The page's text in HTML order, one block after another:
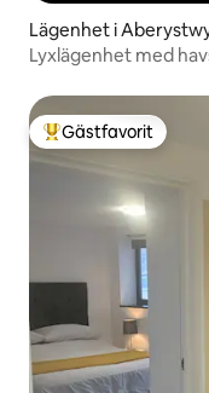
Lägenhet i
Lyxlägenhet med
Populär gästfavorit
Gästfavorit